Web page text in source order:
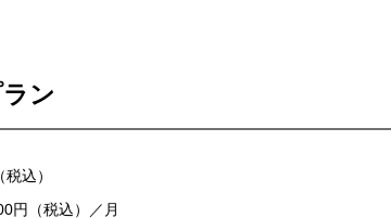
ン
込）
円（税込）／月